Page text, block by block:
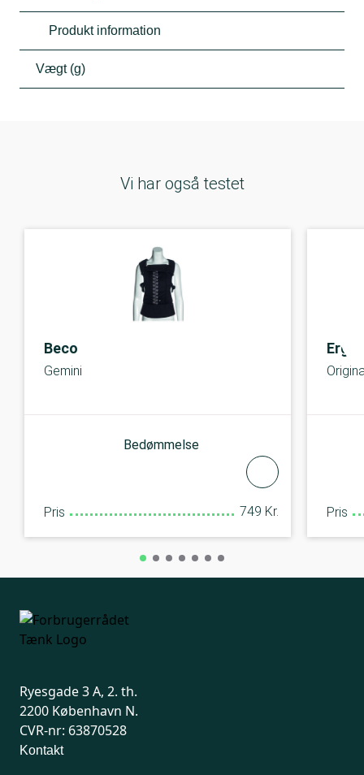
Produkt information
Vægt (g)
Vi har også testet
Beco
Gemini
Bedømmelse
Pris 749 Kr. Pris
Ryesgade 3 A, 2. th.
2200 København N.
CVR-nr: 63870528
Kontakt